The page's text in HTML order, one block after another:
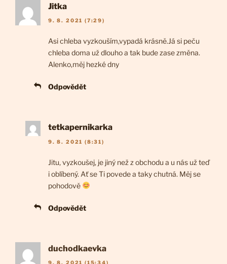
Jitka
9. 8. 2021 (7:29)
Asi chleba vyzkouším,vypadá krásně.Já si peču
chleba doma už dlouho a tak bude zase změna.
Alenko,měj hezké dny
Odpovědět
tetkapernikarka
9. 8. 2021 (8:31)
Jitu, vyzkoušej, je jiný než z obchodu a u nás už teď
i oblíbený. Ať se Ti povede a taky chutná. Měj se
pohodově
Odpovědět
duchodkaevka
9. 8. 2021 (15:34)